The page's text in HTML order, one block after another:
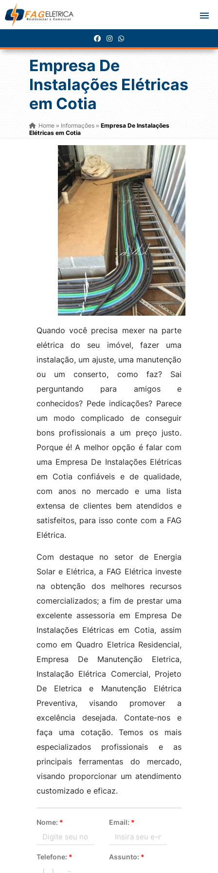
Empresa De
Instalações Elétricas
em Cotia
Home» Informações » Empresa De Instalações
Elétricas em Cotia
Quando você precisa mexer na parte
elétrica do seu imóvel, fazer uma
instalação, um ajuste, uma manutenção
ou um conserto, como faz? Sai
perguntando para amigos e
conhecidos? Pede indicações? Parece
um modo complicado de conseguir
bons profissionais a um preço justo.
Porque é! A melhor opção é falar com
uma Empresa De Instalações Elétricas
em Cotia confiáveis e de qualidade,
com anos no mercado e uma lista
extensa de clientes bem atendidos e
satisfeitos, para isso conte com a FAG
Elétrica.
Com destaque no setor de Energia
Solar e Elétrica, a FAG Elétrica investe
na obtenção dos melhores recursos
comercializados; a fim de prestar uma
excelente assessoria em Empresa De
Instalações Elétricas em Cotia, assim
como em Quadro Eletrica Residencial,
Empresa De Manutenção Eletrica,
Instalação Elétrica Comercial, Projeto
De Eletrica e Manutenção Elétrica
Preventiva, visando promover a
excelência desejada. Contate-nos e
faça uma cotação. Temos os mais
especializados profissionais e as
principais ferramentas do mercado,
visando proporcionar um atendimento
customizado e eficaz.
Nome: * Email: *
Telefone: * Assunto: *